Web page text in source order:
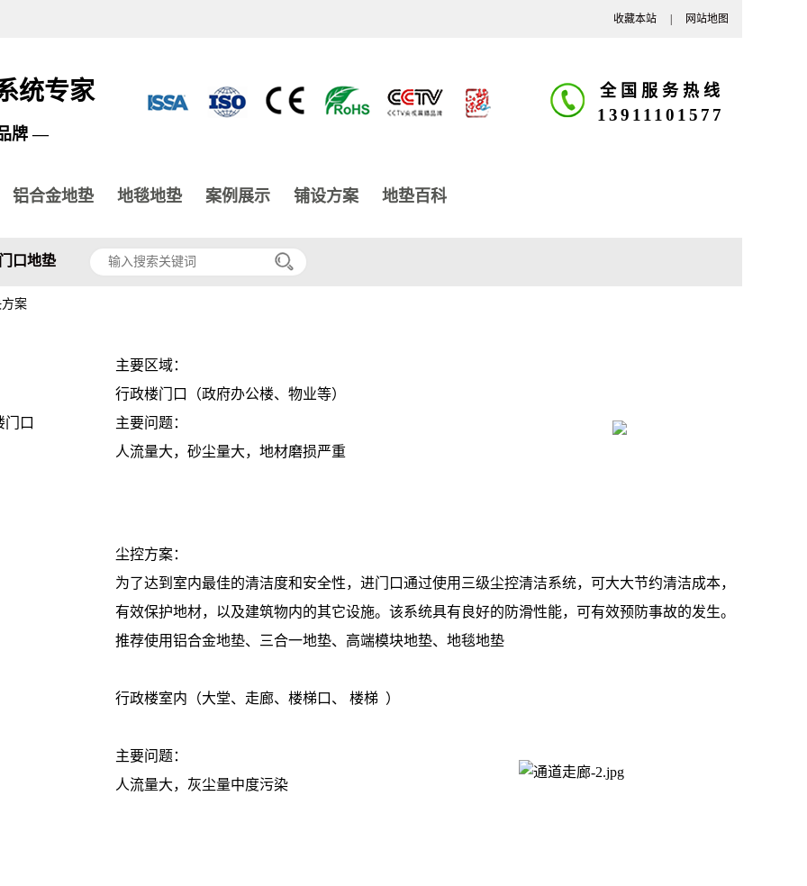
收藏本站 网站地图
统专家
牌 —
全国服务热线
13911101577
铝合金地垫 地毯地垫 案例展示 铺设方案 地垫百科
口地垫
案
楼门口
主要区域：
行政楼门口（政府办公楼、物业等）
主要问题：
人流量大，砂尘量大，地材磨损严重
尘控方案：
为了达到室内最佳的清洁度和安全性，进门口通过使用三级尘控清洁系统，可大大节约清洁成本，
有效保护地材，以及建筑物内的其它设施。该系统具有良好的防滑性能，可有效预防事故的发生。
推荐使用铝合金地垫、三合一地垫、高端模块地垫、地毯地垫
行政楼室内（大堂、走廊、楼梯口、 楼梯 ）
主要问题：
人流量大，灰尘量中度污染